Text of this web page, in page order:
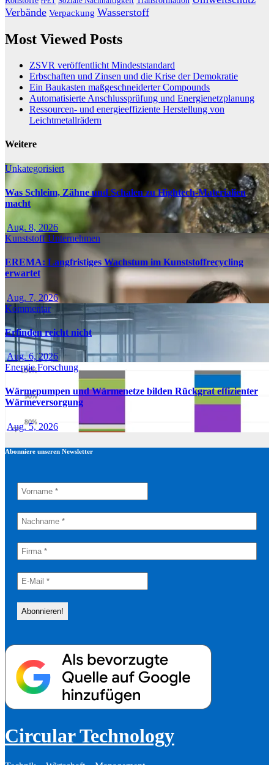
Verbände Verpackung Wasserstoff
Most Viewed Posts
ZSVR veröffentlicht Mindeststandard
Erbschaften und Zinsen und die Krise der Demokratie
Ein Baukasten maßgeschneiderter Compounds
Automatisierte Anschlussprüfung und Energienetzplanung
Ressourcen- und energieeffiziente Herstellung von
Leichtmetallrädern
Weitere
Unkategorisiert
Was Schleim, Zähne und Schalen zu Hightech-Materialien
macht
Aug. 8, 2026
KunststoffUnternehmen
EREMA: Langfristiges Wachstum im Kunststoffrecycling
erwartet
Aug. 7, 2026
Kommentar
Erfinden reicht nicht
Aug. 6, 2026
EnergieForschung
Wärmepumpen und Wärmenetze bilden Rückgrat effizienter
Wärmeversorgung
Aug. 5, 2026
Abonniere unseren Newsletter
Circular Technology